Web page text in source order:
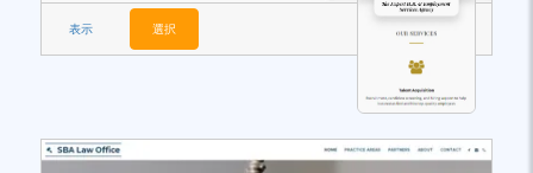
表示 選択